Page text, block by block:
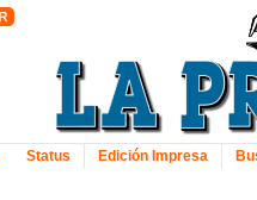
Status Edición Impresa